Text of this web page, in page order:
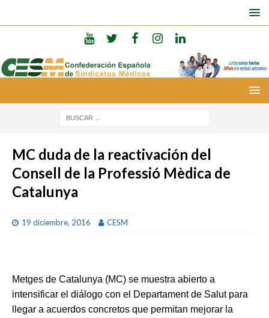
MC duda de la reactivación del
Consell de la Professió Mèdica de
Catalunya
19 diciembre, 2016 CESM
Metges de Catalunya (MC) se muestra abierto a
intensificar el diálogo con el Departament de Salut para
llegar a acuerdos concretos que permitan mejorar la